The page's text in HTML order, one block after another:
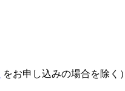
をお申し込みの場合を除く）